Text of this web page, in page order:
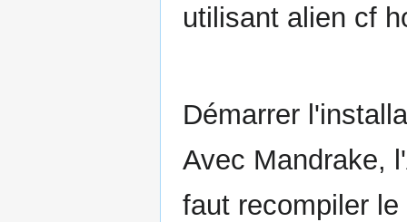
utilisant alien cf
Démarrer
Avec Mandrake,
faut recompiler